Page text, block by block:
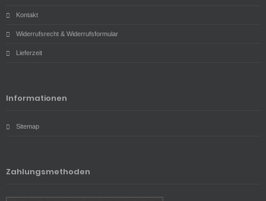
Kontakt
Widerrufsrecht & Widerrufsformular
Lieferzeit
Informationen
Sitemap
Zahlungsmethoden